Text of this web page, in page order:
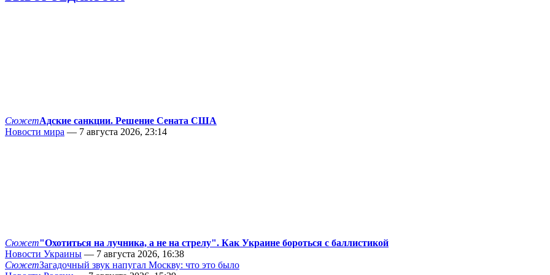
СюжетАдские санкции. Решение Сената США
Новости мира — 7 августа 2026, 23:14
Сюжет"Охотиться на лучника, а не на стрелу". Как Украине бороться с баллистикой
Новости Украины — 7 августа 2026, 16:38
СюжетЗагадочный звук напугал Москву: что это было